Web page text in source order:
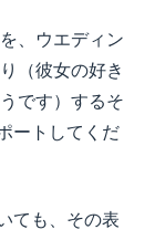
、ウエディン
（彼女の好き
です）するそ
ートしてくだ
ても、その表